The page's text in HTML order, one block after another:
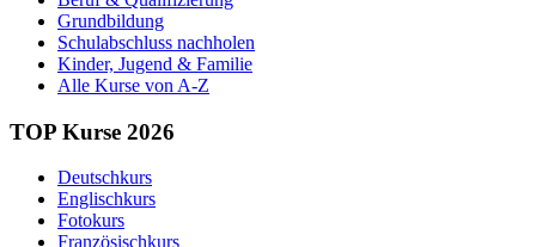
Grundbildung
Schulabschluss nachholen
Kinder, Jugend & Familie
Alle Kurse von A-Z
TOP Kurse 2026
Deutschkurs
Englischkurs
Fotokurs
Französischkurs